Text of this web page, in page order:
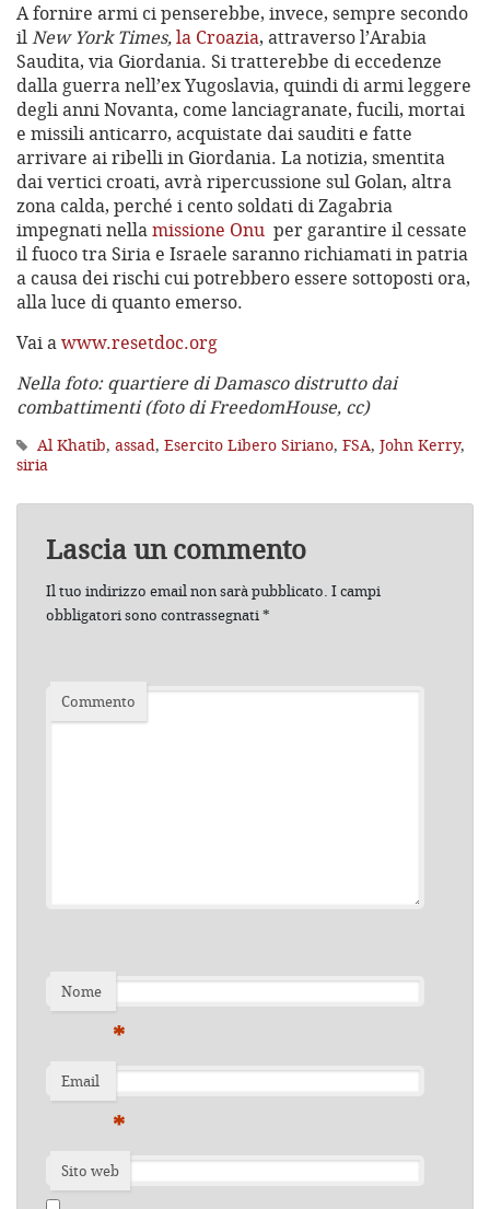
A fornire armi ci penserebbe, invece, sempre secondo
ilNew York Times,la Croazia, attraverso l’Arabia
Saudita, via Giordania. Si tratterebbe di eccedenze
dalla guerra nell’ex Yugoslavia, quindi di armi leggere
degli anni Novanta, come lanciagranate, fucili, mortai
e missili anticarro, acquistate dai sauditi e fatte
arrivare ai ribelli in Giordania. La notizia, smentita
dai vertici croati, avrà ripercussione sul Golan, altra
zona calda, perché i cento soldati di Zagabria
impegnati nellamissione Onu per garantire il cessate
il fuoco tra Siria e Israele saranno richiamati in patria
a causa dei rischi cui potrebbero essere sottoposti ora,
alla luce di quanto emerso.
Vai awww.resetdoc.org
Nella foto: quartiere di Damasco distrutto dai
combattimenti (foto di FreedomHouse, cc)
Al Khatib, assad, Esercito Libero Siriano, FSA, John Kerry,
siria
Lascia un commento
Il tuo indirizzo email non sarà pubblicato. I campi
obbligatori sono contrassegnati*
Commento
Nome
*
Email
*
Sito web